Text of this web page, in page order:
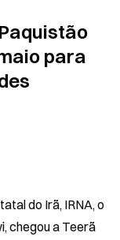
para
do Irã, IRNA, o
chegou a Teerã